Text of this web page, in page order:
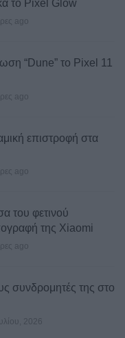
το Pixel Glow
ago
“Dune” το Pixel 11
ago
επιστροφή στα
ago
του φετινού
της Xiaomi
ago
συνδρομητές της στο
2026